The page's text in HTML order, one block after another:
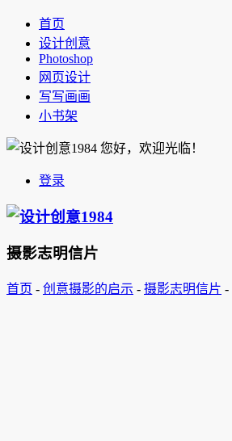
首页
设计创意
Photoshop
网页设计
写写画画
小书架
您好，欢迎光临！
登录
摄影志明信片
首页 - 创意摄影的启示 - 摄影志明信片 -